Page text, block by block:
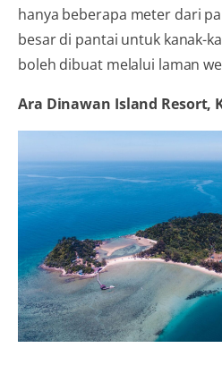
hanya beberapa meter dari
besar di pantai untuk kanak-
boleh dibuat melalui laman
Ara Dinawan Island Resort,